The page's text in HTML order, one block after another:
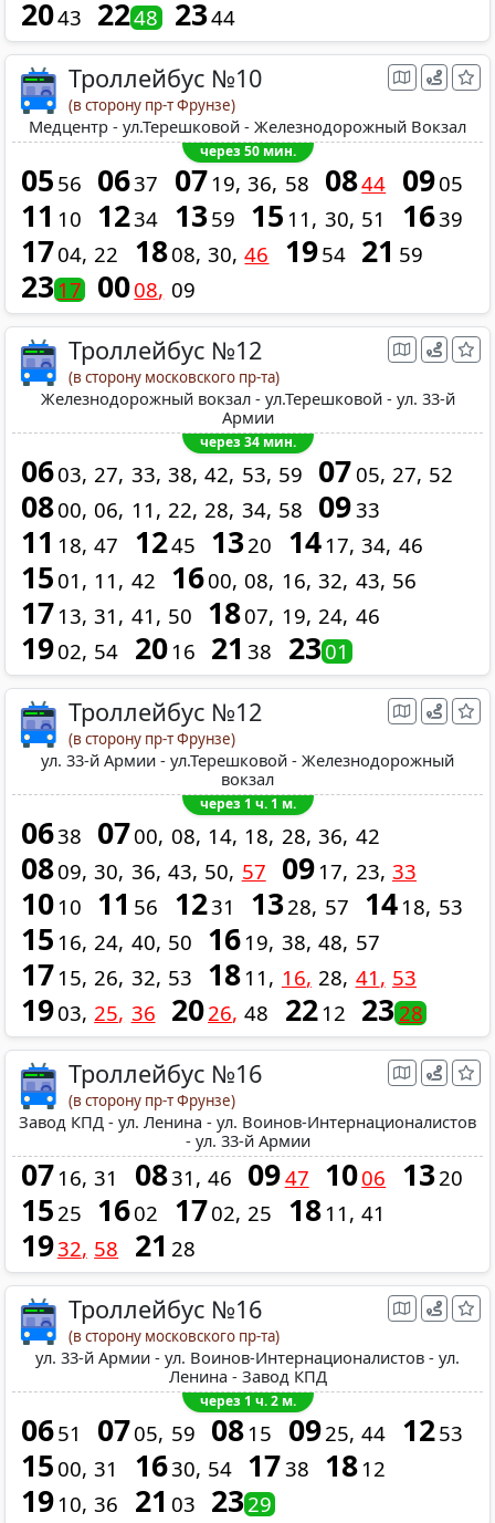
2043 2248 2344
Троллейбус №10
(в сторону пр-т Фрунзе)
Медцентр - ул.Терешковой - Железнодорожный Вокзал
через 50 мин.
05 56 0637 07 19 36 58 0844 0905
11 10 1234 1359 15 11 30 51 1639
1704 22 1808 30 46 1954 21 59
23 17 0008 09
Троллейбус №12
(в сторону московского пр-та)
Железнодорожный вокзал - ул.Терешковой - ул. 33-й
Армии
через 34 мин.
0603 27 33 38 42 53 59 07 05 27 52
0800 06 11 22 28 34 58 0933
11 18 47 1245 1320 14 17 34 46
15 01 11 42 1600 08 16 32 43 56
17 13 31 41 50 1807 19 24 46
1902 54 20 16 21 38 2301
Троллейбус №12
(в сторону пр-т Фрунзе)
ул. 33-й Армии - ул.Терешковой - Железнодорожный
вокзал
через 1 ч. 1 м.
0638 0700 08 14 18 28 36 42
0809 30 36 43 50 57 09 17 23 33
10 10 11 56 1231 1328 57 14 18 53
15 16 24 40 50 16 19 38 48 57
17 15 26 32 53 18 11 16 28 41 53
1903 25 36 2026 48 22 12 2328
Троллейбус №16
(в сторону пр-т Фрунзе)
Завод КПД - ул. Ленина - ул. Воинов-Интернационалистов
- ул. 33-й Армии
07 16 31 0831 46 0947 1006 1320
1525 1602 1702 25 18 11 41
1932 58 21 28
Троллейбус №16
(в сторону московского пр-та)
ул. 33-й Армии - ул. Воинов-Интернационалистов - ул.
Ленина - Завод КПД
через 1 ч. 2 м.
0651 0705 59 08 15 0925 44 1253
15 00 31 1630 54 1738 18 12
19 10 36 21 03 2329